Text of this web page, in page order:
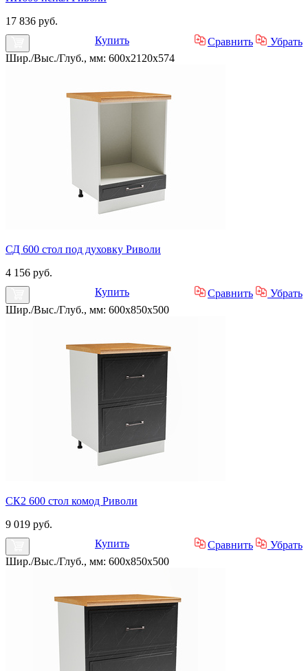
17 836 руб.
Купить
Сравнить
Убрать
Шир./Выс./Глуб., мм: 600x2120x574
СД 600 стол под духовку Риволи
4 156 руб.
Купить
Сравнить
Убрать
Шир./Выс./Глуб., мм: 600x850x500
СК2 600 стол комод Риволи
9 019 руб.
Купить
Сравнить
Убрать
Шир./Выс./Глуб., мм: 600x850x500